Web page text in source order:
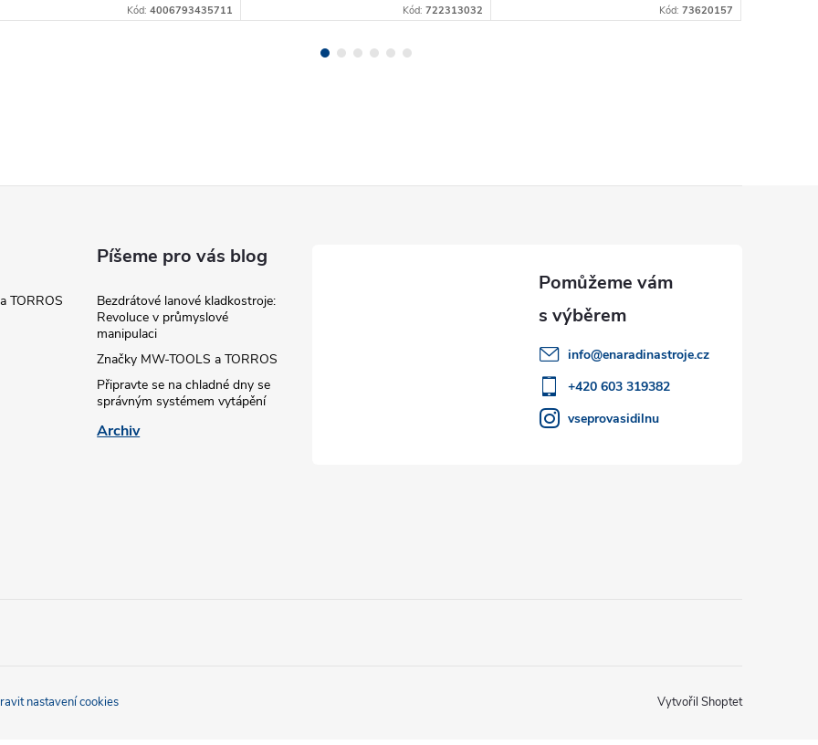
Kód: 4006793435711 Kód: 722313032 Kód: 73620157
TORROS
Píšeme pro vás blog
Bezdrátové lanové kladkostroje:
Revoluce v průmyslové
manipulaci
Značky MW-TOOLS a TORROS
Připravte se na chladné dny se
správným systémem vytápění
Archiv
info@enaradinastroje.cz
+420 603 319382
vseprovasidilnu
Vytvořil Shoptet
nastavení cookies